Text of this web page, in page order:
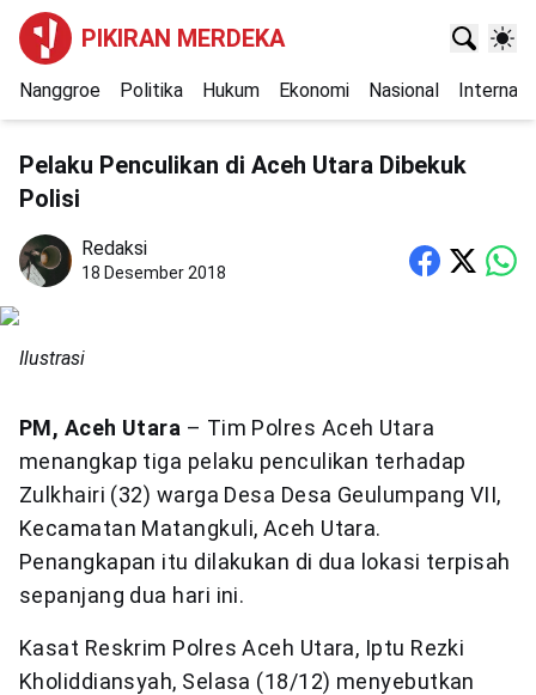
PIKIRAN MERDEKA
Nanggroe Politika Hukum Ekonomi Nasional
Pelaku Penculikan di Aceh Utara Dibekuk
Polisi
Redaksi
18 Desember 2018
Ilustrasi
PM, Aceh Utara – Tim Polres Aceh Utara
menangkap tiga pelaku penculikan terhadap
Zulkhairi (32) warga Desa Desa Geulumpang VII,
Kecamatan Matangkuli, Aceh Utara.
Penangkapan itu dilakukan di dua lokasi terpisah
sepanjang dua hari ini.
Kasat Reskrim Polres Aceh Utara, Iptu Rezki
Kholiddiansyah, Selasa (18/12) menyebutkan